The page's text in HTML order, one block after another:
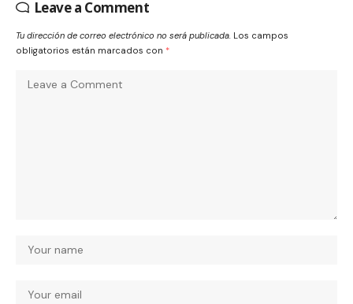
Leave a Comment
Tu dirección de correo electrónico no será publicada. Los campos
obligatorios están marcados con *